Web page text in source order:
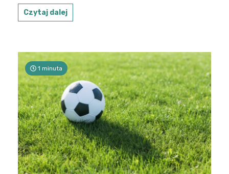
Czytaj dalej
1 minuta